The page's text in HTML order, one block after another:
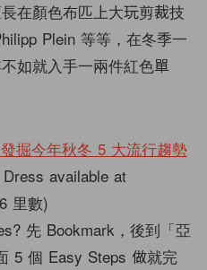
在顏色布匹上大玩剪裁技
Plein 等等，在冬季一
如就入手一兩件紅色單
available at
里數)
先 Bookmark，後到「亞
5 個 Easy Steps 做就完